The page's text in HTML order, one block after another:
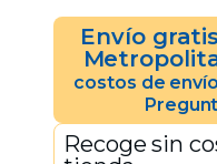
Envío
costos de
Recoge sin